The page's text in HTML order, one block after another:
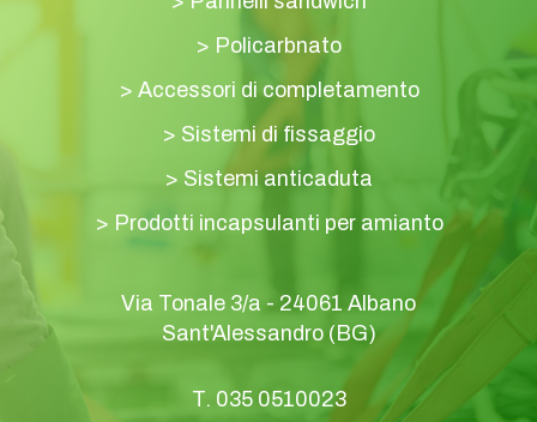
> Policarbnato
> Accessori di completamento
> Sistemi di fissaggio
> Sistemi anticaduta
> Prodotti incapsulanti per amianto
Via Tonale 3/a - 24061 Albano
Sant'Alessandro (BG)
T. 035 0510023